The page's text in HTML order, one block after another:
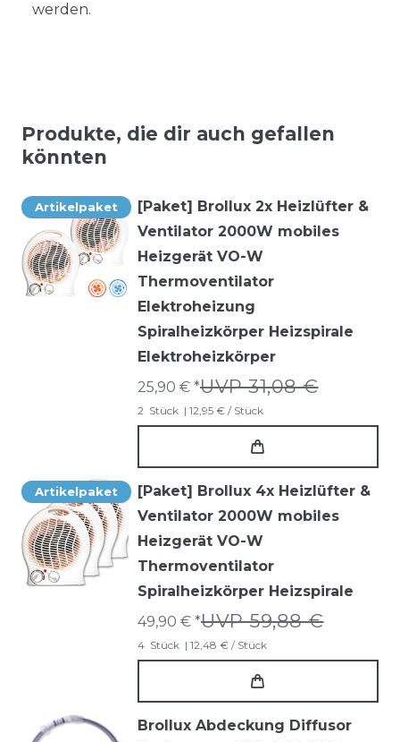
werden.
Produkte, die dir auch gefallen
könnten
Artikelpaket
[Paket] Brollux 2x Heizlüfter &
Ventilator 2000W mobiles
Heizgerät VO-W
Thermoventilator
Elektroheizung
Spiralheizkörper Heizspirale
Elektroheizkörper
UVP 31,08 €
25,90 € *
2 Stück | 12,95 € / Stück
Artikelpaket
[Paket] Brollux 4x Heizlüfter &
Ventilator 2000W mobiles
Heizgerät VO-W
Thermoventilator
Spiralheizkörper Heizspirale
UVP 59,88 €
49,90 € *
4 Stück | 12,48 € / Stück
Brollux Abdeckung Diffusor